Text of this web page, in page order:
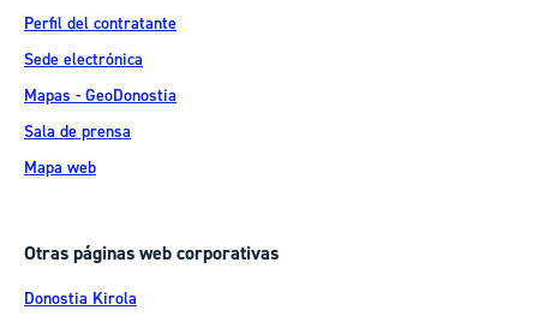
Perfil del contratante
Sede electrónica
Mapas - GeoDonostia
Sala de prensa
Mapa web
Otras páginas web corporativas
Donostia Kirola